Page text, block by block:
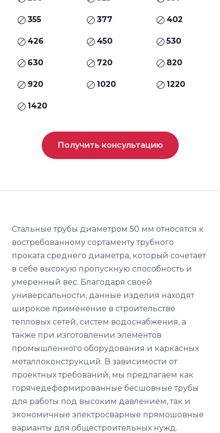
355 377 402
426 450 530
630 720 820
920 1020 1220
1420
Получить консультацию
Стальные трубы диаметром 50 мм относятся к
востребованному сортаменту трубного
проката среднего диаметра, который сочетает
в себе высокую пропускную способность и
умеренный вес. Благодаря своей
универсальности, данные изделия находят
широкое применение в строительстве
тепловых сетей, систем водоснабжения, а
также при изготовлении элементов
промышленного оборудования и каркасных
металлоконструкций. В зависимости от
проектных требований, мы предлагаем как
горячедеформированные бесшовные трубы
для работы под высоким давлением, так и
экономичные электросварные прямошовные
варианты для общестроительных нужд.